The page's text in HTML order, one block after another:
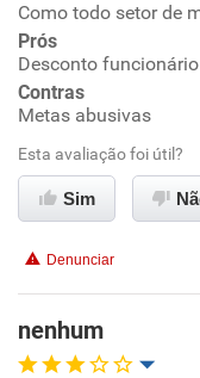
Oportunidade de
Ambiente de trabalho
Benefícios
Não recomenda
Não recomenda
Como todo setor de
Prós
Desconto funcionário
Contras
Metas abusivas
Esta avaliação foi útil?
Sim
Denunciar
nenhum